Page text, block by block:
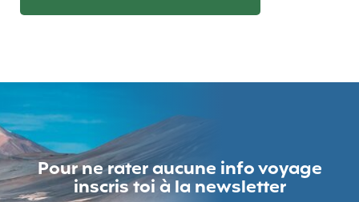
Pour ne rater aucune info voyage
inscris toi à la newsletter